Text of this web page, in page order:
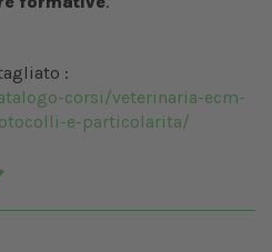
:
corsi/veterinaria-ecm-
e-particolarita/